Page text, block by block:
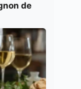
de